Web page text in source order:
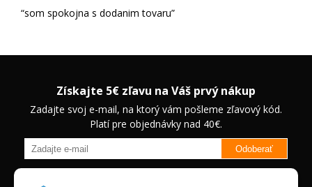
som spokojna s dodanim tovaru
Získajte 5€ zľavu na Váš prvý nákup
Zadajte svoj e-mail, na ktorý vám pošleme zľavový kód.
Platí pre objednávky nad 40€.
Odoberať